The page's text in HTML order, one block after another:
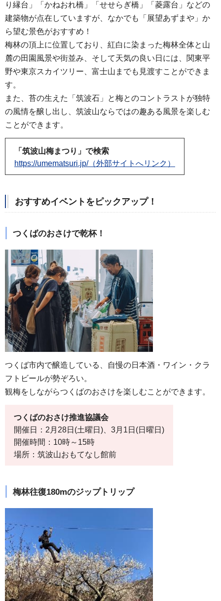
り縁台」「かねおれ橋」「せせらぎ橋」「菱露台」などの
建築物が点在していますが、なかでも「展望あずまや」か
ら望む景色がおすすめ！
梅林の頂上に位置しており、紅白に染まった梅林全体と山
麓の田園風景や街並み、そして天気の良い日には、関東平
野や東京スカイツリー、富士山までも見渡すことができま
す。
また、苔の生えた「筑波石」と梅とのコントラストが独特
の風情を醸し出し、筑波山ならではの趣ある風景を楽しむ
ことができます。
「筑波山梅まつり」で検索
https://umematsuri.jp/（外部サイトへリンク）
おすすめイベントをピックアップ！
つくばのおさけで乾杯！
つくば市内で醸造している、自慢の日本酒・ワイン・クラ
フトビールが勢ぞろい。
観梅をしながらつくばのおさけを楽しむことができます。
つくばのおさけ推進協議会
開催日：2月28日(土曜日)、3月1日(日曜日)
開催時間：10時～15時
場所：筑波山おもてなし館前
梅林往復180mのジップトリップ